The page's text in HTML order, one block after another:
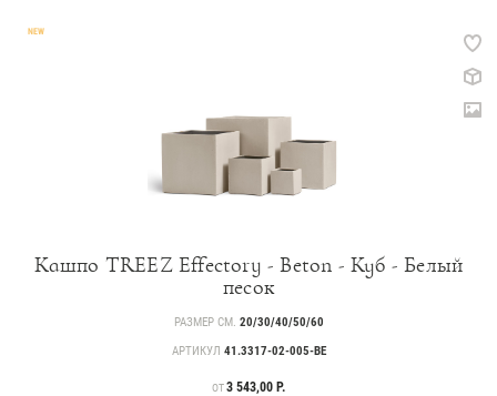
NEW
Кашпо TREEZ Effectory - Beton - Куб - Белый
песок
РАЗМЕР СМ. 20/30/40/50/60
АРТИКУЛ 41.3317-02-005-BE
ЦЕНА
ОТ3 543,00 Р.